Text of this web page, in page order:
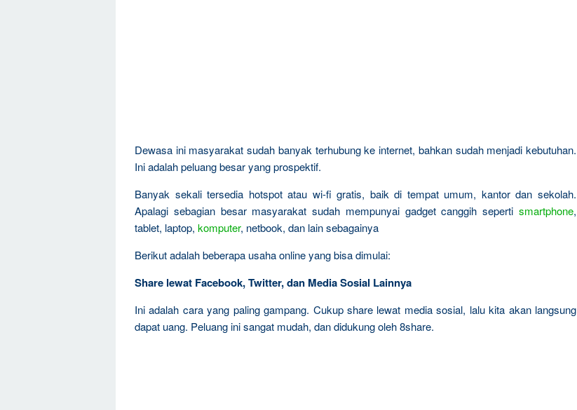
Dewasa ini masyarakat sudah banyak terhubung ke internet, bahkan sudah menjadi kebutuhan.
Ini adalah peluang besar yang prospektif.
Banyak sekali tersedia hotspot atau wi-fi gratis, baik di tempat umum, kantor dan sekolah.
Apalagi sebagian besar masyarakat sudah mempunyai gadget canggih seperti smartphone,
tablet, laptop, komputer, netbook, dan lain sebagainya
Berikut adalah beberapa usaha online yang bisa dimulai:
Share lewat Facebook, Twitter, dan Media Sosial Lainnya
Ini adalah cara yang paling gampang. Cukup share lewat media sosial, lalu kita akan langsung
dapat uang. Peluang ini sangat mudah, dan didukung oleh 8share.